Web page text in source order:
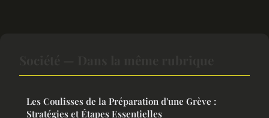
Les Coulisses de la Préparation d'une Grève :
Stratégies et Étapes Essentielles